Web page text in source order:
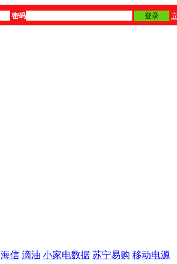
密码 登录
海信 滴油 小家电数据 苏宁易购 移动电源